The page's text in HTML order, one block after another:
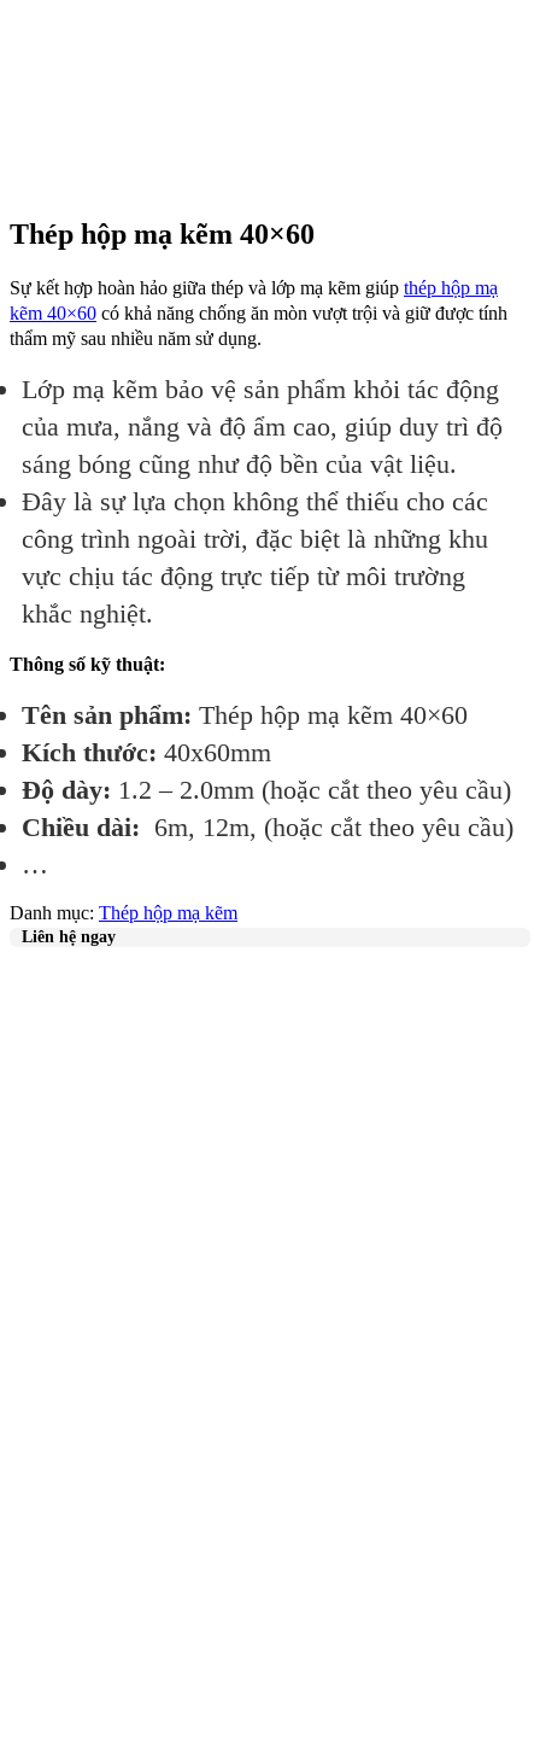
Thép hộp mạ kẽm 40×60
Sự kết hợp hoàn hảo giữa thép và lớp mạ kẽm giúp thép hộp mạ
kẽm 40×60 có khả năng chống ăn mòn vượt trội và giữ được tính
thẩm mỹ sau nhiều năm sử dụng.
Lớp mạ kẽm bảo vệ sản phẩm khỏi tác động
của mưa, nắng và độ ẩm cao, giúp duy trì độ
sáng bóng cũng như độ bền của vật liệu.
Đây là sự lựa chọn không thể thiếu cho các
công trình ngoài trời, đặc biệt là những khu
vực chịu tác động trực tiếp từ môi trường
khắc nghiệt.
Thông số kỹ thuật:
Tên sản phẩm: Thép hộp mạ kẽm 40×60
Kích thước: 40x60mm
Độ dày: 1.2 – 2.0mm (hoặc cắt theo yêu cầu)
Chiều dài: 6m, 12m, (hoặc cắt theo yêu cầu)
…
Danh mục: Thép hộp mạ kẽm
Liên hệ ngay